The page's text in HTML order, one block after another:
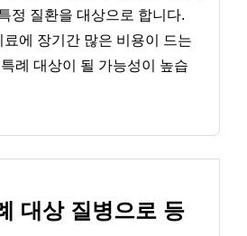
정 질환을 대상으로 합니다.
에 장기간 많은 비용이 드는
례 대상이 될 가능성이 높습
대상 질병으로 등